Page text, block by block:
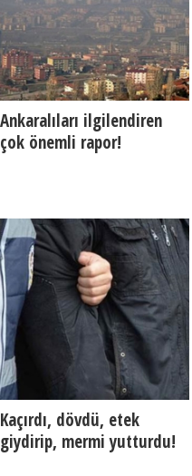
Ankaralıları ilgilendiren
çok önemli rapor!
Kaçırdı, dövdü, etek
giydirip, mermi yutturdu!